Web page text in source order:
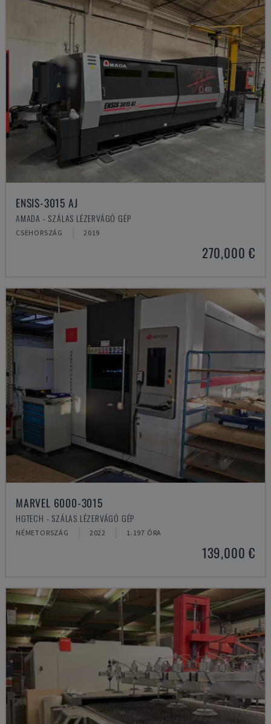
ENSIS-3015 AJ
AMADA - SZÁLAS LÉZERVÁGÓ GÉP
CSEHORSZÁG 2019
270,000 €
MARVEL 6000-3015
HGTECH - SZÁLAS LÉZERVÁGÓ GÉP
NÉMETORSZÁG 2022 1.197 ÓRA
139,000 €